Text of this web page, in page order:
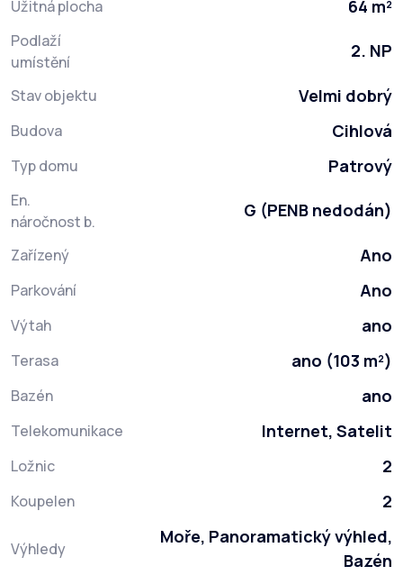
Užitná plocha 64 m²
Podlaží
umístění
2. NP
Stav objektu Velmi dobrý
Budova Cihlová
Typ domu Patrový
En.
náročnost b.
G (PENB nedodán)
Zařízený Ano
Parkování Ano
Výtah ano
Terasa ano (103 m²)
Bazén ano
Telekomunikace Internet, Satelit
Ložnic 2
Koupelen 2
Výhledy
Moře, Panoramatický výhled,
Bazén